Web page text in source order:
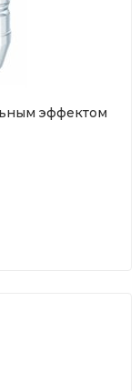
эффектом